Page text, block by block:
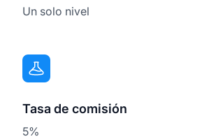
Un solo nivel
Tasa de comisión
5%